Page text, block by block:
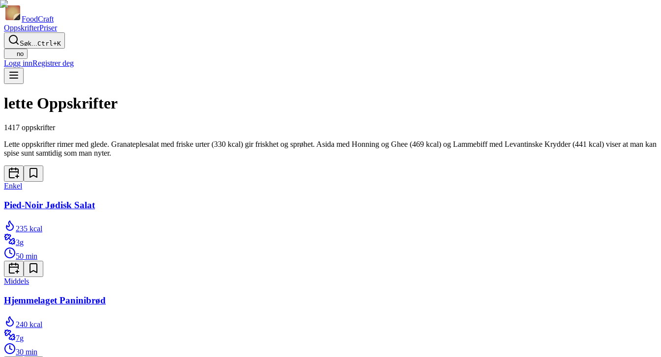
FoodCraft
OppskrifterPriser
Søk...Ctrl+K
no
Logg innRegistrer deg
lette Oppskrifter
1417 oppskrifter
Lette oppskrifter rimer med glede. Granateplesalat med friske urter (330 kcal) gir friskhet og sprøhet. Asida med Honning og Ghee (469 kcal) og Lammebiff med Levantinske Krydder (441 kcal) viser at man kan
spise sunt samtidig som man nyter.
Enkel
Pied-Noir Jødisk Salat
235 kcal
3g
50 min
Middels
Hjemmelaget Paninibrød
240 kcal
7g
30 min